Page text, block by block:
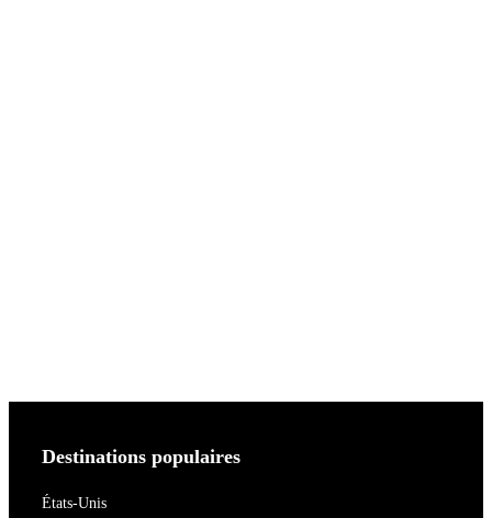
Destinations populaires
États-Unis